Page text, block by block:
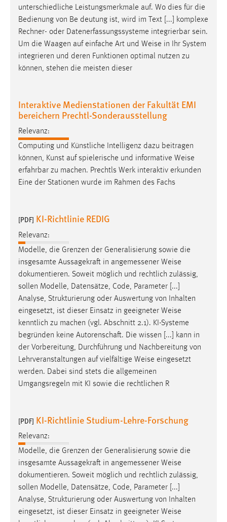
unterschiedliche Leistungsmerkmale auf. Wo dies für die
Bedienung von Be­ deutung ist, wird im Text [...] komplexe
Rechner- oder Datenerfassungssysteme integrierbar sein.
Um die Waagen auf einfache Art und Weise in Ihr System
integrieren und deren Funktionen optimal nutzen zu
können, stehen die meisten dieser
Interaktive Medienstationen der Fakultät EMI
bereichern Prechtl-Sonderausstellung
Relevanz:
Computing und Künstliche Intelligenz dazu beitragen
können, Kunst auf spielerische und informative Weise
erfahrbar zu machen. Prechtls Werk interaktiv erkunden
Eine der Stationen wurde im Rahmen des Fachs
[PDF] KI-Richtlinie REDIG
Relevanz:
Modelle, die Grenzen der Generalisierung sowie die
insgesamte Aussagekraft in angemessener Weise
dokumentieren. Soweit möglich und rechtlich zulässig,
sollen Modelle, Datensätze, Code, Parameter [...]
Analyse, Strukturierung oder Auswertung von Inhalten
eingesetzt, ist dieser Einsatz in geeigneter Weise
kenntlich zu machen (vgl. Abschnitt 2.1). KI-Systeme
begründen keine Autorenschaft. Die wissen [...] kann in
der Vorbereitung, Durchführung und Nachbereitung von
Lehrveranstaltungen auf vielfältige Weise eingesetzt
werden. Dabei sind stets die allgemeinen
Umgangsregeln mit KI sowie die rechtlichen R
[PDF] KI-Richtlinie Studium-Lehre-Forschung
Relevanz:
Modelle, die Grenzen der Generalisierung sowie die
insgesamte Aussagekraft in angemessener Weise
dokumentieren. Soweit möglich und rechtlich zulässig,
sollen Modelle, Datensätze, Code, Parameter [...]
Analyse, Strukturierung oder Auswertung von Inhalten
eingesetzt, ist dieser Einsatz in geeigneter Weise
Name:
_gcl_au
Anbieter:
Google Ireland Limited
Zweck:
3 Monate
Facebook Pixel
Name:
_fbp
Anbieter:
Zweck:
Cookie Laufzeit:
3 Monate
EXTERNE MEDIEN
Um Inhalte von Videoplattformen und Social Media
Plattformen anzeigen zu können, werden von diesen
externen Medien Cookies gesetzt.
YouTube